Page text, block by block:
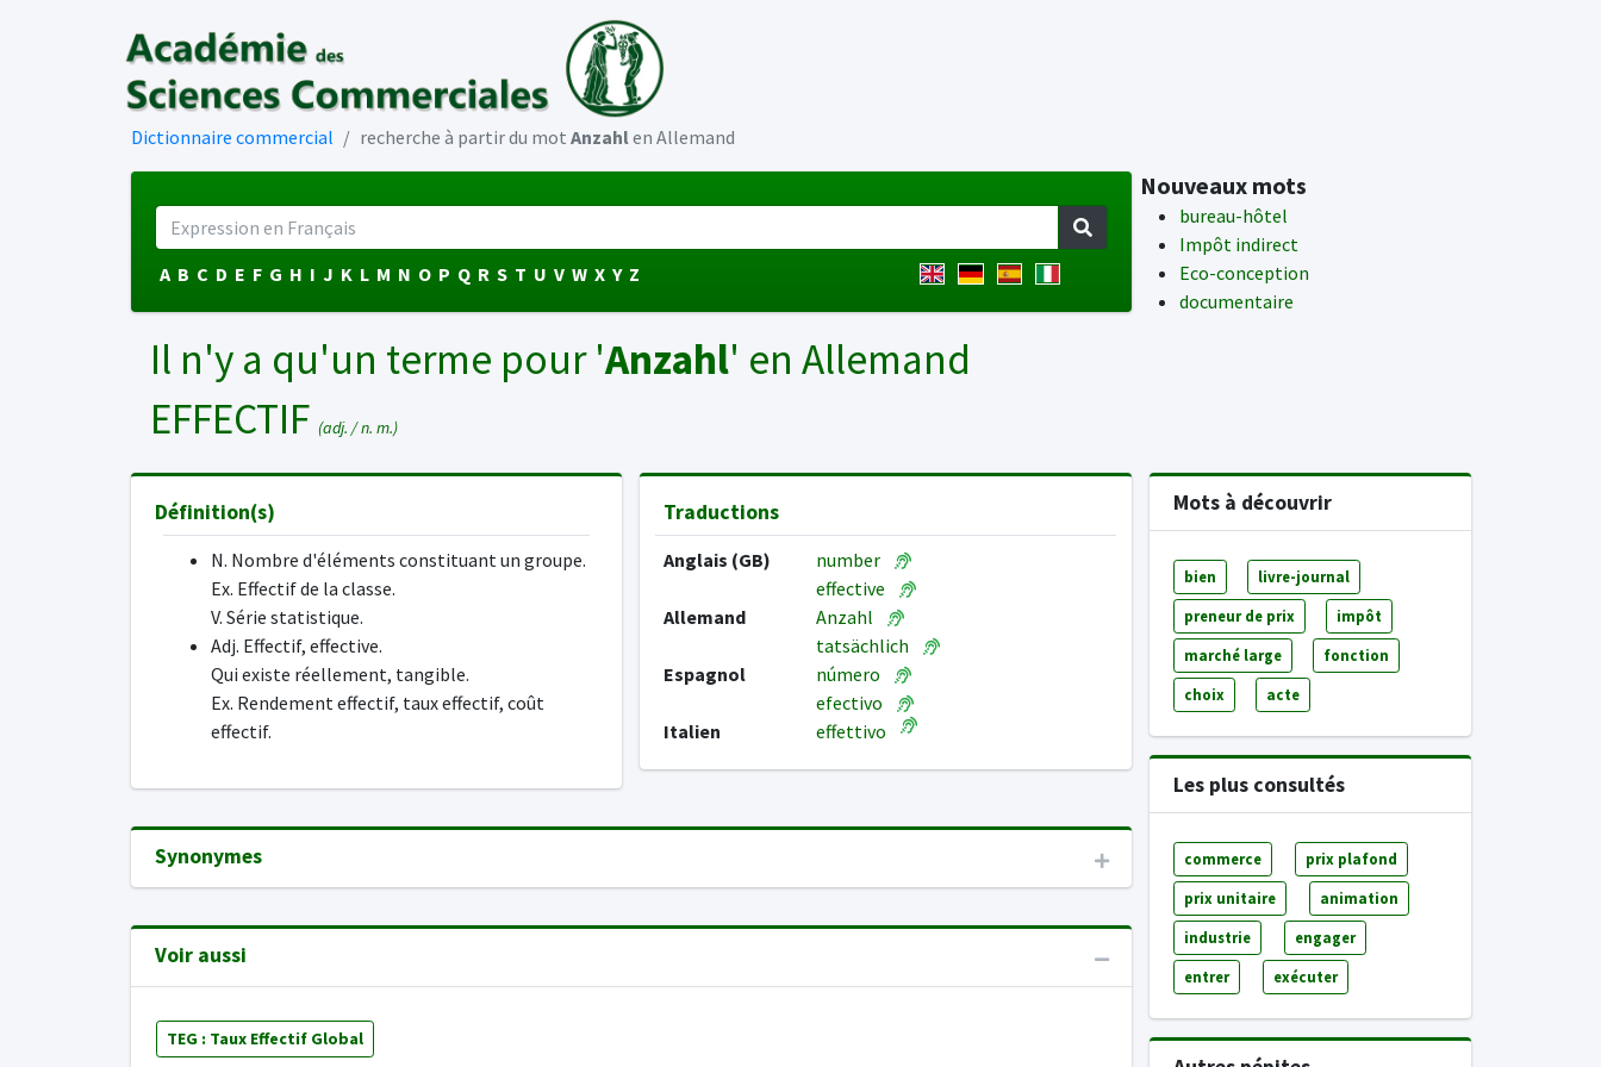
Dictionnaire commercial recherche à partir du mot Anzahlen Allemand
A B C D E F G H I J K L M N O P Q R S T U V W X Y Z
Nouveaux mots
bureau-hôtel
Impôt indirect
Eco-conception
documentaire
Il n'y a qu'un terme pour 'Anzahl' en Allemand
EFFECTIF (adj. / n. m.)
Définition(s)
N. Nombre d'éléments constituant un groupe.
Ex. Effectif de la classe.
V. Série statistique.
Adj. Effectif, effective.
Qui existe réellement, tangible.
Ex. Rendement effectif, taux effectif, coût
effectif.
Traductions
Anglais (GB)
number
effective
Allemand
Anzahl
tatsächlich
Espagnol
número
efectivo
Italien
effettivo
Synonymes
Voir aussi
TEG : Taux Effectif Global
Mots à découvrir
bien livre-journal
preneur de prix impôt
marché large fonction
choix acte
Les plus consultés
commerce prix plafond
prix unitaire animation
industrie engager
entrer exécuter